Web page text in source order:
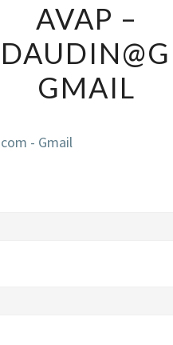
–
–
GMAIL
AVAP –
GMAIL
- Gmail